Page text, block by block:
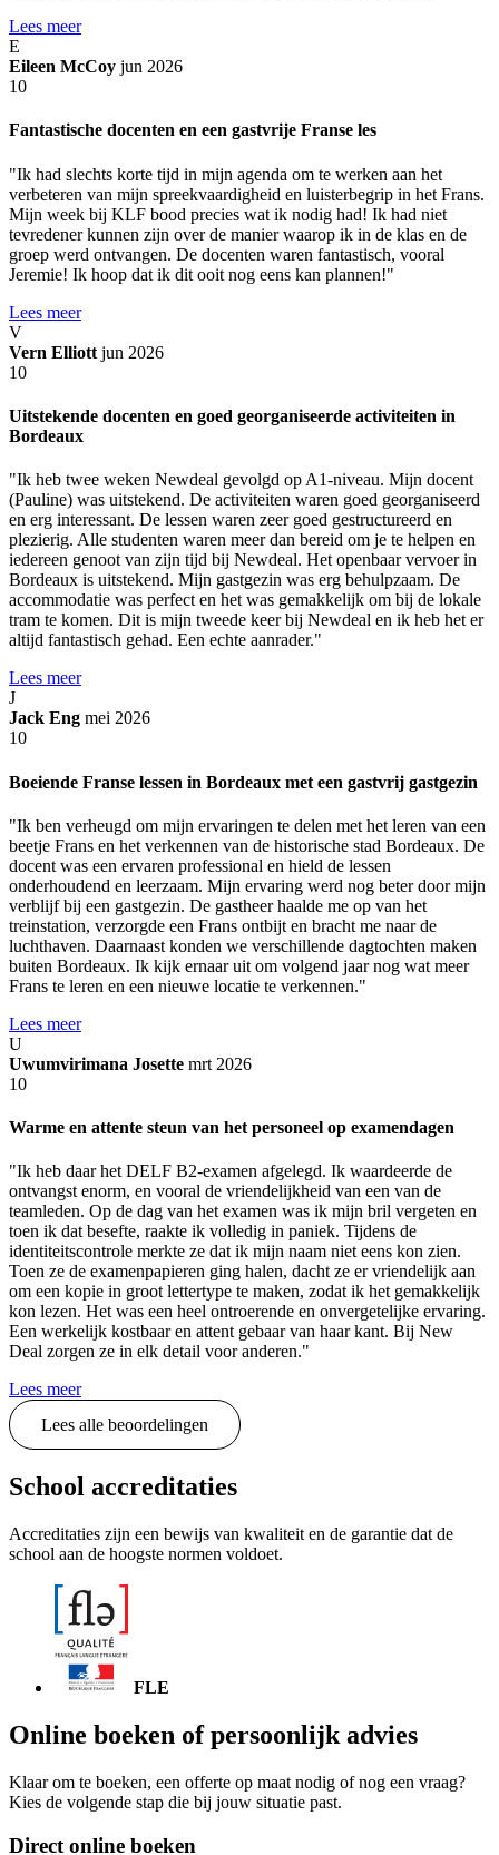
Lees meer
E
Eileen McCoy jun 2026
10
Fantastische docenten en een gastvrije Franse les
"Ik had slechts korte tijd in mijn agenda om te werken aan het
verbeteren van mijn spreekvaardigheid en luisterbegrip in het Frans.
Mijn week bij KLF bood precies wat ik nodig had! Ik had niet
tevredener kunnen zijn over de manier waarop ik in de klas en de
groep werd ontvangen. De docenten waren fantastisch, vooral
Jeremie! Ik hoop dat ik dit ooit nog eens kan plannen!"
Lees meer
V
Vern Elliott jun 2026
10
Uitstekende docenten en goed georganiseerde activiteiten in
Bordeaux
"Ik heb twee weken Newdeal gevolgd op A1-niveau. Mijn docent
(Pauline) was uitstekend. De activiteiten waren goed georganiseerd
en erg interessant. De lessen waren zeer goed gestructureerd en
plezierig. Alle studenten waren meer dan bereid om je te helpen en
iedereen genoot van zijn tijd bij Newdeal. Het openbaar vervoer in
Bordeaux is uitstekend. Mijn gastgezin was erg behulpzaam. De
accommodatie was perfect en het was gemakkelijk om bij de lokale
tram te komen. Dit is mijn tweede keer bij Newdeal en ik heb het er
altijd fantastisch gehad. Een echte aanrader."
Lees meer
J
Jack Eng mei 2026
10
Boeiende Franse lessen in Bordeaux met een gastvrij gastgezin
"Ik ben verheugd om mijn ervaringen te delen met het leren van een
beetje Frans en het verkennen van de historische stad Bordeaux. De
docent was een ervaren professional en hield de lessen
onderhoudend en leerzaam. Mijn ervaring werd nog beter door mijn
verblijf bij een gastgezin. De gastheer haalde me op van het
treinstation, verzorgde een Frans ontbijt en bracht me naar de
luchthaven. Daarnaast konden we verschillende dagtochten maken
buiten Bordeaux. Ik kijk ernaar uit om volgend jaar nog wat meer
Frans te leren en een nieuwe locatie te verkennen."
Lees meer
U
Uwumvirimana Josette mrt 2026
10
Warme en attente steun van het personeel op examendagen
"Ik heb daar het DELF B2-examen afgelegd. Ik waardeerde de
ontvangst enorm, en vooral de vriendelijkheid van een van de
teamleden. Op de dag van het examen was ik mijn bril vergeten en
toen ik dat besefte, raakte ik volledig in paniek. Tijdens de
identiteitscontrole merkte ze dat ik mijn naam niet eens kon zien.
Toen ze de examenpapieren ging halen, dacht ze er vriendelijk aan
om een kopie in groot lettertype te maken, zodat ik het gemakkelijk
kon lezen. Het was een heel ontroerende en onvergetelijke ervaring.
Een werkelijk kostbaar en attent gebaar van haar kant. Bij New
Deal zorgen ze in elk detail voor anderen."
Lees meer
Lees alle beoordelingen
School accreditaties
Accreditaties zijn een bewijs van kwaliteit en de garantie dat de
school aan de hoogste normen voldoet.
FLE
Online boeken of persoonlijk advies
Klaar om te boeken, een offerte op maat nodig of nog een vraag?
Kies de volgende stap die bij jouw situatie past.
Direct online boeken